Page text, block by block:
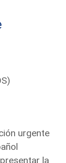
urgente
la